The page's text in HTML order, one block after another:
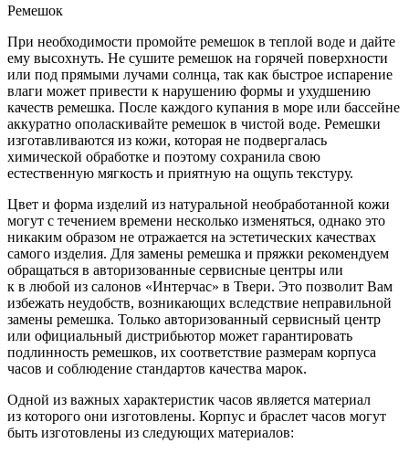
Ремешок
При необходимости промойте ремешок в теплой воде и дайте
ему высохнуть. Не сушите ремешок на горячей поверхности
или под прямыми лучами солнца, так как быстрое испарение
влаги может привести к нарушению формы и ухудшению
качеств ремешка. После каждого купания в море или бассейне
аккуратно ополаскивайте ремешок в чистой воде. Ремешки
изготавливаются из кожи, которая не подвергалась
химической обработке и поэтому сохранила свою
естественную мягкость и приятную на ощупь текстуру.
Цвет и форма изделий из натуральной необработанной кожи
могут с течением времени несколько изменяться, однако это
никаким образом не отражается на эстетических качествах
самого изделия. Для замены ремешка и пряжки рекомендуем
обращаться в авторизованные сервисные центры или
к в любой из салонов «Интерчас» в Твери. Это позволит Вам
избежать неудобств, возникающих вследствие неправильной
замены ремешка. Только авторизованный сервисный центр
или официальный дистрибьютор может гарантировать
подлинность ремешков, их соответствие размерам корпуса
часов и соблюдение стандартов качества марок.
Одной из важных характеристик часов является материал
из которого они изготовлены. Корпус и браслет часов могут
быть изготовлены из следующих материалов: